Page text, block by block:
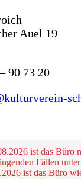
verwahren
Auel 19
90 73 20
ist das Büro
Fällen
ist das Büro